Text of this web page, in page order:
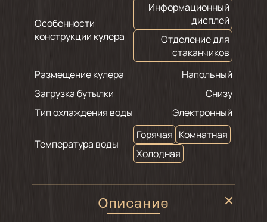
Особенности
конструкции кулера
Информационный
дисплей
Отделение для
стаканчиков
Размещение кулера
Напольный
Загрузка бутылки
Снизу
Тип охлаждения воды
Электронный
Температура воды
Горячая Комнатная
Холодная
Описание